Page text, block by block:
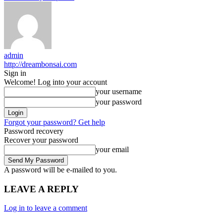
admin
http://dreambonsai.com
Sign in
Welcome! Log into your account
your username
your password
Forgot your password? Get help
Password recovery
Recover your password
your email
A password will be e-mailed to you.
LEAVE A REPLY
Log in to leave a comment